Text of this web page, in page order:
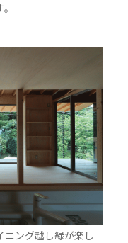
ング越し緑が楽し